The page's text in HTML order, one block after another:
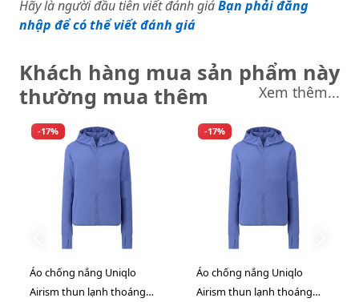
Hãy là người đầu tiên viết đánh giáBạn phải đăng
nhập để có thể viết đánh giá
Khách hàng mua sản phẩm này
thường mua thêm
Xem thêm...
-17%
Áo chống nắng Uniqlo
Airism thun lạnh thoáng
-17%
Áo chống nắng Uniqlo
Airism thun lạnh thoáng